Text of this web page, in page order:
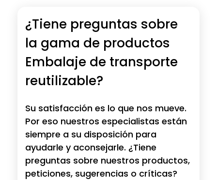
¿Tiene preguntas sobre
la gama de productos
Embalaje de transporte
reutilizable?
Su satisfacción es lo que nos mueve.
Por eso nuestros especialistas están
siempre a su disposición para
ayudarle y aconsejarle. ¿Tiene
preguntas sobre nuestros productos,
peticiones, sugerencias o críticas?